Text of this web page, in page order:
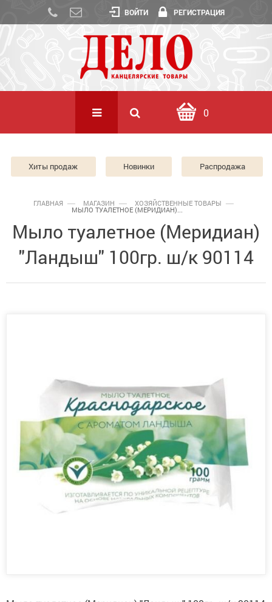
ВОЙТИ РЕГИСТРАЦИЯ
0
Хиты продаж Новинки Распродажа
ГЛАВНАЯ МАГАЗИН ХОЗЯЙСТВЕННЫЕ ТОВАРЫ
МЫЛО ТУАЛЕТНОЕ (МЕРИДИАН)...
Мыло туалетное (Меридиан)
"Ландыш" 100гр. ш/к 90114